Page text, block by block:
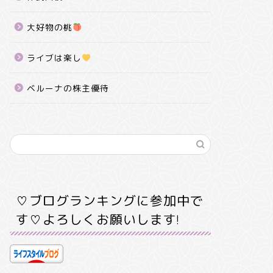
大好物の桃
ライブは楽し
ベルーナの株主優待
♡ブログランキングに参加中で
す♡よろしくお願いします!